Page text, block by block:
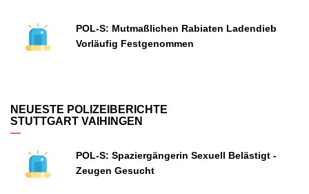
POL-S: Mutmaßlichen Rabiaten Ladendieb
Vorläufig Festgenommen
NEUESTE POLIZEIBERICHTE
STUTTGART VAIHINGEN
POL-S: Spaziergängerin Sexuell Belästigt -
Zeugen Gesucht